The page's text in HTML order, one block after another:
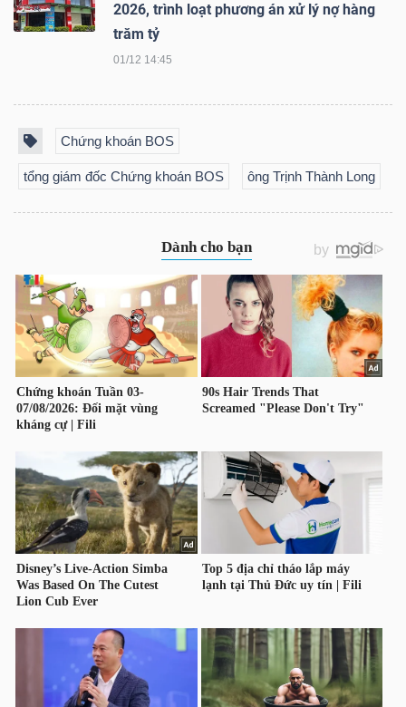
2026, trình loạt phương án xử lý nợ hàng
trăm tỷ
01/12 14:45
Chứng khoán BOS
tổng giám đốc Chứng khoán BOS ông Trịnh Thành Long
VS-
NĂNG
NGUYÊN
VẬT
LIỆU
CÔNG
NGHIỆP
KHÔNG
THIẾT